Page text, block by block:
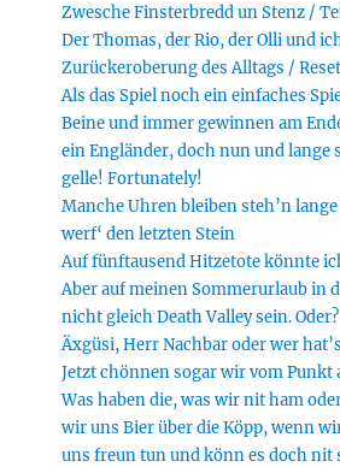
Zwesche Finsterbredd un Stenz /
Der Thomas, der Rio, der Olli und
Zurückeroberung des Alltags / Reset
Als das Spiel noch ein einfaches
Beine und immer gewinnen am
ein Engländer, doch nun und lange
gelle! Fortunately!
Manche Uhren bleiben steh’n
werf‘ den letzten Stein
Auf fünftausend Hitzetote könnte
Aber auf meinen Sommerurlaub in
nicht gleich Death Valley sein. Oder?
Äxgüsi, Herr Nachbar oder wer
Jetzt chönnen sogar wir vom Punkt
Was haben die, was wir nit ham
wir uns Bier über die Köpp, wenn
uns freun tun und könn es doch nit